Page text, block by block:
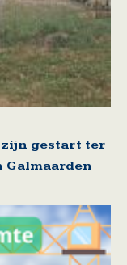
zijn gestart ter
Galmaarden